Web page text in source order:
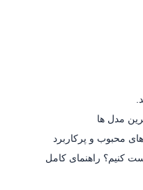
مدل ها
محبوب و پرکاربرد
کنیم؟ راهنمای کامل